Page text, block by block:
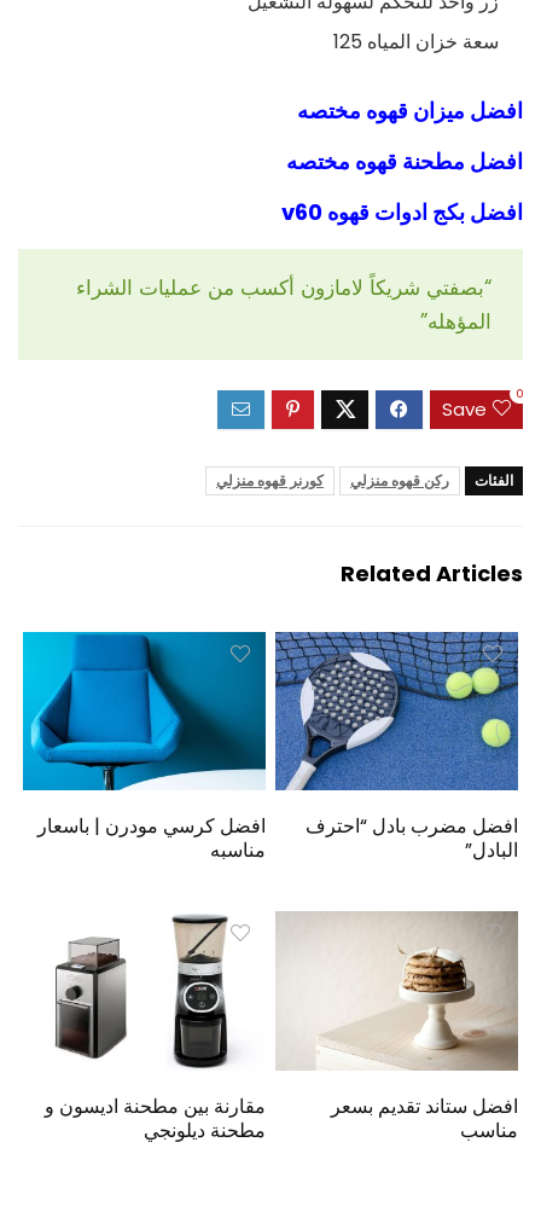
سعة خزان المياه 125
افضل ميزان قهوه مختصه
افضل مطحنة قهوه مختصه
افضل بكج ادوات قهوه v60
“بصفتي شريكاً لامازون أكسب من عمليات الشراء
المؤهله”
Save
0
الفئات ركن قهوه منزلي كورنر قهوه منزلي
Related Articles
افضل مضرب بادل “احترف
البادل”
افضل كرسي مودرن | باسعار
مناسبه
افضل ستاند تقديم بسعر
مناسب
مقارنة بين مطحنة اديسون و
مطحنة ديلونجي